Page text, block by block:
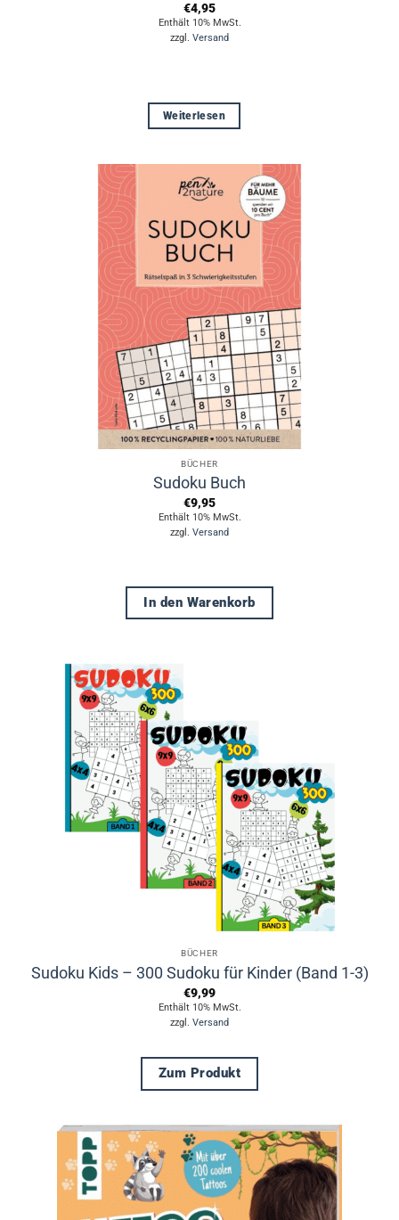
€4,95
Enthält 10% MwSt.
zzgl. Versand
Weiterlesen
BÜCHER
Sudoku Buch
€9,95
Enthält 10% MwSt.
zzgl. Versand
In den Warenkorb
BÜCHER
Sudoku Kids – 300 Sudoku für Kinder (Band 1-3)
€9,99
Enthält 10% MwSt.
zzgl. Versand
Zum Produkt
weist
mehrere
Varianten
auf.
Die